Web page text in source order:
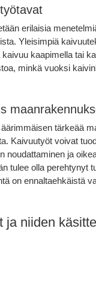
erilaisia
Yleisimpiä
kaapimella tai
minkä vuoksi
tärkeää
Kaivuutyöt voivat
noudattaminen ja
tulee olla perehtynyt
on ennaltaehkäistä
ja niiden